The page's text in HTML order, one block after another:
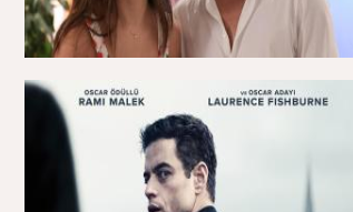
23 Kasım 2024, Cumartesi - 07:05